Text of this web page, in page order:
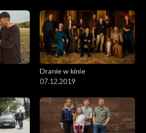
Dranie w kinie
07.12.2019